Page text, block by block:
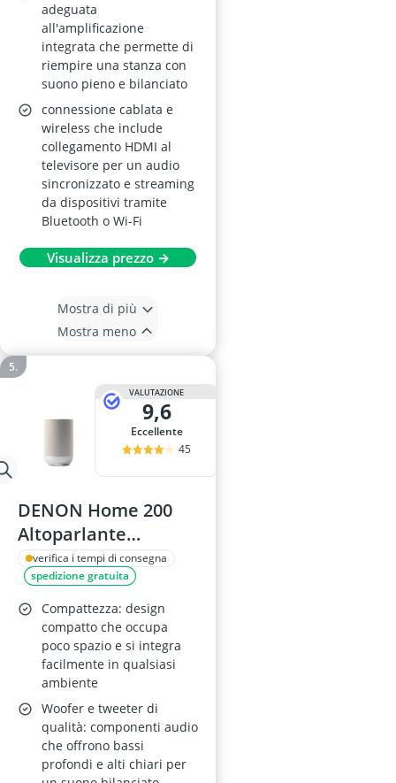
adeguata
all'amplificazione
integrata che permette di
riempire una stanza con
suono pieno e bilanciato
connessione cablata e
wireless che include
collegamento HDMI al
televisore per un audio
sincronizzato e streaming
da dispositivi tramite
Bluetooth o Wi-Fi
Visualizza prezzo →
Mostra di più
Mostra meno
VALUTAZIONE
9,6
Eccellente
45
DENON Home 200
Altoparlante
Wireless – Dolby
Atmos Music, HEOS,
Wi-Fi, Bluetooth,
AirPlay 2, Hi-Res
Audio, Stereo Pairing
– Stone
verifica i tempi di consegna
spedizione gratuita
Compattezza: design
compatto che occupa
poco spazio e si integra
facilmente in qualsiasi
ambiente
Woofer e tweeter di
qualità: componenti audio
che offrono bassi
profondi e alti chiari per